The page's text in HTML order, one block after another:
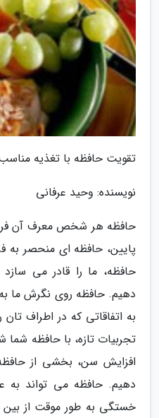
تقویت حافظه با تغذیه
نویسنده: وحید عرفانی
حافظه هر شخص معرف آن
پایین، حافظه ای منحصر به
حافظه، ما را قادر می
دهیم. حافظه روی نگرش ما
به اتفاقاتی که در اطراف
تجربیات تازه، با حافظه
افزایش سن، بخشی از
دهیم. حافظه می تواند
خستگی به طور موقت از بین